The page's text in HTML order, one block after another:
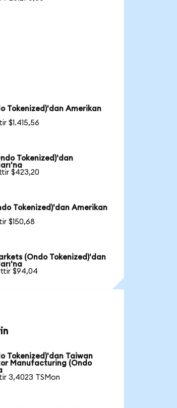
Tokenized)'dan Amerikan
$1.415,56
Tokenized)'dan
$423,20
Tokenized)'dan Amerikan
$150,68
(Ondo Tokenized)'dan
$94,04
Tokenized)'dan Taiwan
Manufacturing (Ondo
3,4023 TSMon